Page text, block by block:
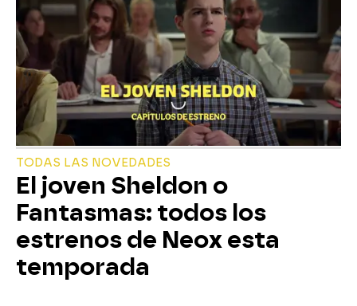
TODAS LAS NOVEDADES
El joven Sheldon o
Fantasmas: todos los
estrenos de Neox esta
temporada